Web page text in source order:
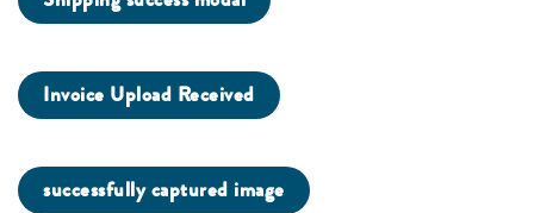
Invoice Upload Received
successfully captured image